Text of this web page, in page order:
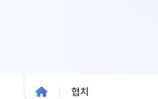
협치